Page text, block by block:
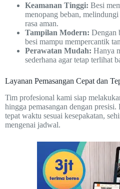
Keamanan Tinggi: Besi
menopang beban,
rasa aman.
Tampilan Modern: Dengan
besi mampu mempercantik
Perawatan Mudah: Hanya
sederhana agar tetap terlihat
Layanan Pemasangan Cepat dan
Tim profesional kami siap
hingga pemasangan dengan
tepat waktu sesuai kesepakatan,
mengenai jadwal.